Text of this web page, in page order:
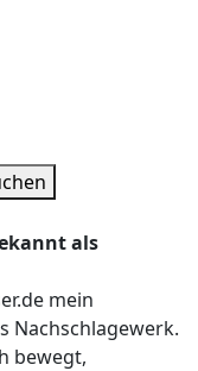
als
mein
Nachschlagewerk.
bewegt,